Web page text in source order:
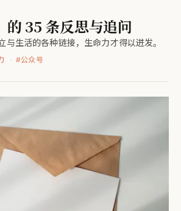
35 条反思与追问
与生活的各种链接，生命力才得以迸发。
#公众号